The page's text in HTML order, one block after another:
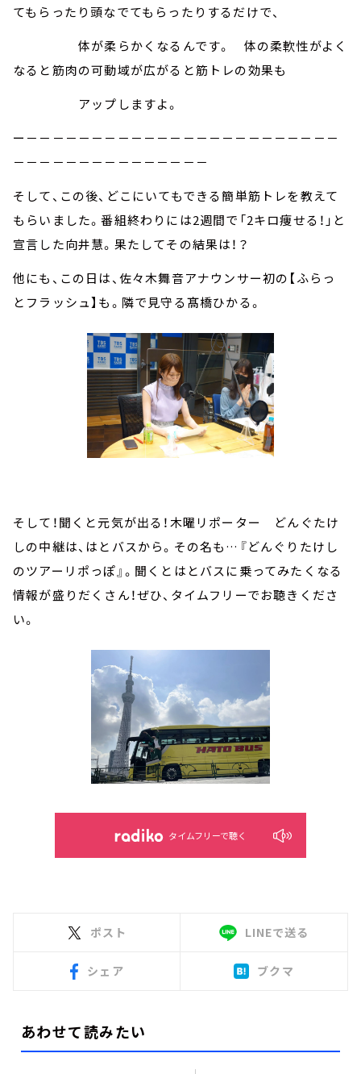
てもらったり頭なでてもらったりするだけで、
体が柔らかくなるんです。 体の柔軟性がよく
なると筋肉の可動域が広がると筋トレの効果も
アップしますよ。
ー－－－－－－－－－－－－－－－－－－－－－－－－
－－－－－－－－－－－－－－－
そして、この後、どこにいてもできる簡単筋トレを教えて
もらいました。番組終わりには2週間で「2キロ痩せる！」と
宣言した向井慧。果たしてその結果は！？
他にも、この日は、佐々木舞音アナウンサー初の【ふらっ
とフラッシュ】も。隣で見守る髙橋ひかる。
そして！聞くと元気が出る！木曜リポーター どんぐたけ
しの中継は、はとバスから。その名も…『どんぐりたけし
のツアーリポっぽ』。聞くとはとバスに乗ってみたくなる
情報が盛りだくさん！ぜひ、タイムフリーでお聴きくださ
い。
タイムフリーで聴く
ポスト LINEで送る
シェア ブクマ
あわせて読みたい